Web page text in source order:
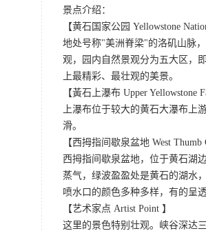
景点介绍：
【黄石国家公园 Yellowstone
地处号称"美洲脊梁"的洛矶山脉
观，园内自然景观分为五大区，
上最精彩、最壮观的美景。
【黃石上瀑布 Upper Yellowstone
上瀑布位于较大的黄石大瀑布上
滑。
【西拇指间歇泉盆地 West Thumb
西拇指间歇泉盆地，位于黄石湖
蒸气，绿波盈盈处是黄石的湖水
喷水口的颜色多种多样，有的呈
【艺术家点 Artist Point 】
这里的景色特别壮观。峡谷深达